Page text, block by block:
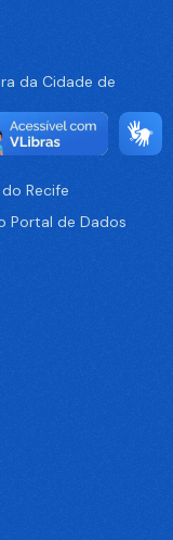
da Cidade de
de Dados
Recife
Portal de Dados